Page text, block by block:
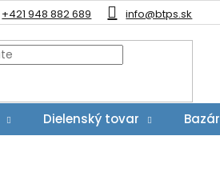
+421 948 882 689 info@btps.sk
Dielenský tovar Bazár